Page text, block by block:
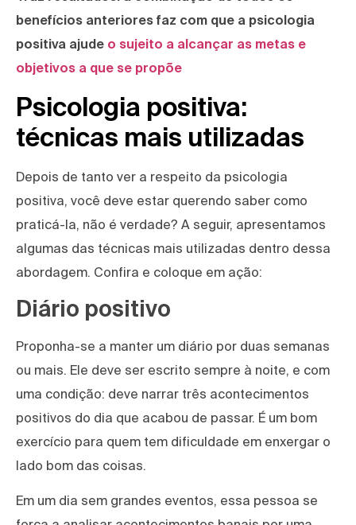
benefícios anteriores faz com que a psicologia
positiva ajude o sujeito a alcançar as metas e
objetivos a que se propõe
Psicologia positiva:
técnicas mais utilizadas
Depois de tanto ver a respeito da psicologia
positiva, você deve estar querendo saber como
praticá-la, não é verdade? A seguir, apresentamos
algumas das técnicas mais utilizadas dentro dessa
abordagem. Confira e coloque em ação:
Diário positivo
Proponha-se a manter um diário por duas semanas
ou mais. Ele deve ser escrito sempre à noite, e com
uma condição: deve narrar três acontecimentos
positivos do dia que acabou de passar. É um bom
exercício para quem tem dificuldade em enxergar o
lado bom das coisas.
Em um dia sem grandes eventos, essa pessoa se